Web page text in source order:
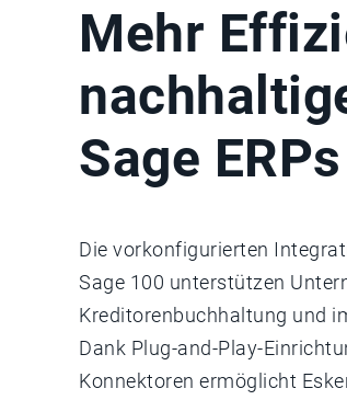
Mehr
Sage ERPs
Die vorkonfigurierten
Sage 100 unterstützen
Kreditorenbuchhaltung und
Dank Plug-and-Play-
Konnektoren ermöglicht